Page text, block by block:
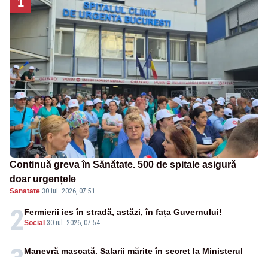
Continuă greva în Sănătate. 500 de spitale asigură
doar urgențele
Sanatate·30 iul. 2026, 07:51
2Social -30 iul. 2026, 07:54
Fermierii ies în stradă, astăzi, în fața Guvernului!
Manevră mascată. Salarii mărite în secret la Ministerul